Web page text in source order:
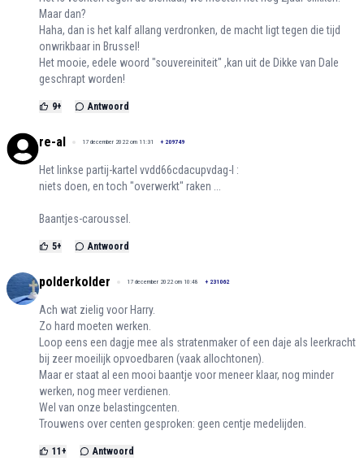
Maar dan?
Haha, dan is het kalf allang verdronken, de macht ligt tegen die tijd
onwrikbaar in Brussel!
Het mooie, edele woord "souvereiniteit" ,kan uit de Dikke van Dale
geschrapt worden!
9+ Antwoord
re-al 17 december 2022 om 11:31 + 209749
Het linkse partij-kartel vvdd66cdacupvdag-l :
niets doen, en toch "overwerkt" raken ...
Baantjes-caroussel.
5+ Antwoord
polderkolder 17 december 2022 om 10:48 + 231062
Ach wat zielig voor Harry.
Zo hard moeten werken.
Loop eens een dagje mee als stratenmaker of een daje als leerkracht
bij zeer moeilijk opvoedbaren (vaak allochtonen).
Maar er staat al een mooi baantje voor meneer klaar, nog minder
werken, nog meer verdienen.
Wel van onze belastingcenten.
Trouwens over centen gesproken: geen centje medelijden.
11 + Antwoord